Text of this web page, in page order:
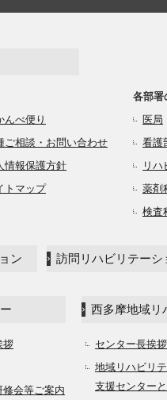
んべ便り
ご相談・お問い合わせ
情報保護方針
トマップ
各部署
医局
看護
リ
薬剤
検査
ン 訪問リハビリテーシ
拶
修会等ご案内
西多摩地域リ
センター長挨拶
地域リハビリ
支援センター